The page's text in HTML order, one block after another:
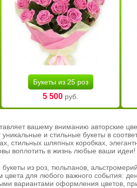
Букеты из 25 роз
5 500 руб.
вашему вниманию авторские
и стильные букеты в
стильных шляпных коробках,
воплотить в жизнь любые ваши идеи!
из роз, тюльпанов,
цвета для любого важного события:
вариантами оформления цветов,